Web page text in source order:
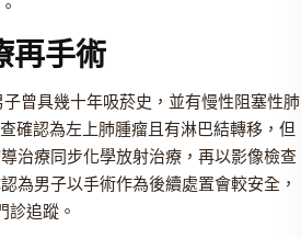
再手術
曾具幾十年吸菸史，並有慢性阻塞性肺
確認為左上肺腫瘤且有淋巴結轉移，但
治療同步化學放射治療，再以影像檢查
為男子以手術作為後續處置會較安全，
追蹤。